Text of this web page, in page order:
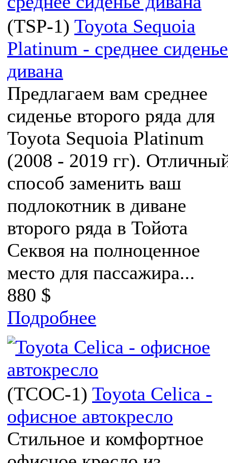
(TSP-1) Toyota Sequoia
Platinum - среднее сиденье
дивана
Предлагаем вам среднее
сиденье второго ряда для
Toyota Sequoia Platinum
(2008 - 2019 гг).
способ заменить ваш
подлокотник в диване
второго ряда в Тойота
Секвоя на полноценное
место для пассажира...
880 $
Подробнее
(TCOC-1) Toyota Celica -
офисное автокресло
Стильное и комфортное